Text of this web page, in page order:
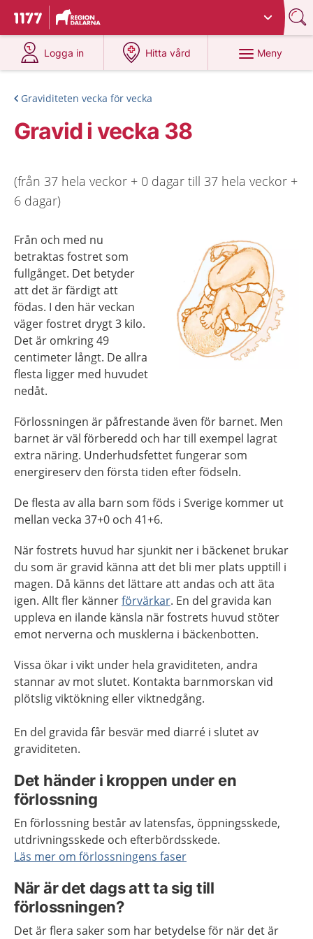
Till startsidan för 1177
Du har valt region
Logga in
på 1177.se
Hitta vård
på 1177.se
Meny
Graviditeten vecka för vecka
Gravid i vecka 38
(från 37 hela veckor + 0 dagar till 37 hela veckor +
6 dagar)
Från och med nu
betraktas fostret som
fullgånget. Det betyder
att det är färdigt att
födas. I den här veckan
väger fostret drygt 3 kilo.
Det är omkring 49
centimeter långt. De allra
flesta ligger med huvudet
nedåt.
Förlossningen är påfrestande även för barnet. Men
barnet är väl förberedd och har till exempel lagrat
extra näring. Underhudsfettet fungerar som
energireserv den första tiden efter födseln.
De flesta av alla barn som föds i Sverige kommer ut
mellan vecka 37+0 och 41+6.
När fostrets huvud har sjunkit ner i bäckenet brukar
du som är gravid känna att det bli mer plats upptill i
magen. Då känns det lättare att andas och att äta
igen. Allt fler kännerförvärkar. En del gravida kan
uppleva en ilande känsla när fostrets huvud stöter
emot nerverna och musklerna i bäckenbotten.
Vissa ökar i vikt under hela graviditeten, andra
stannar av mot slutet. Kontakta barnmorskan vid
plötslig viktökning eller viktnedgång.
En del gravida får besvär med diarré i slutet av
graviditeten.
Det händer i kroppen under en
förlossning
En förlossning består av latensfas, öppningsskede,
utdrivningsskede och efterbördsskede.
Läs mer om förlossningens faser
När är det dags att ta sig till
förlossningen?
Det är flera saker som har betydelse för när det är